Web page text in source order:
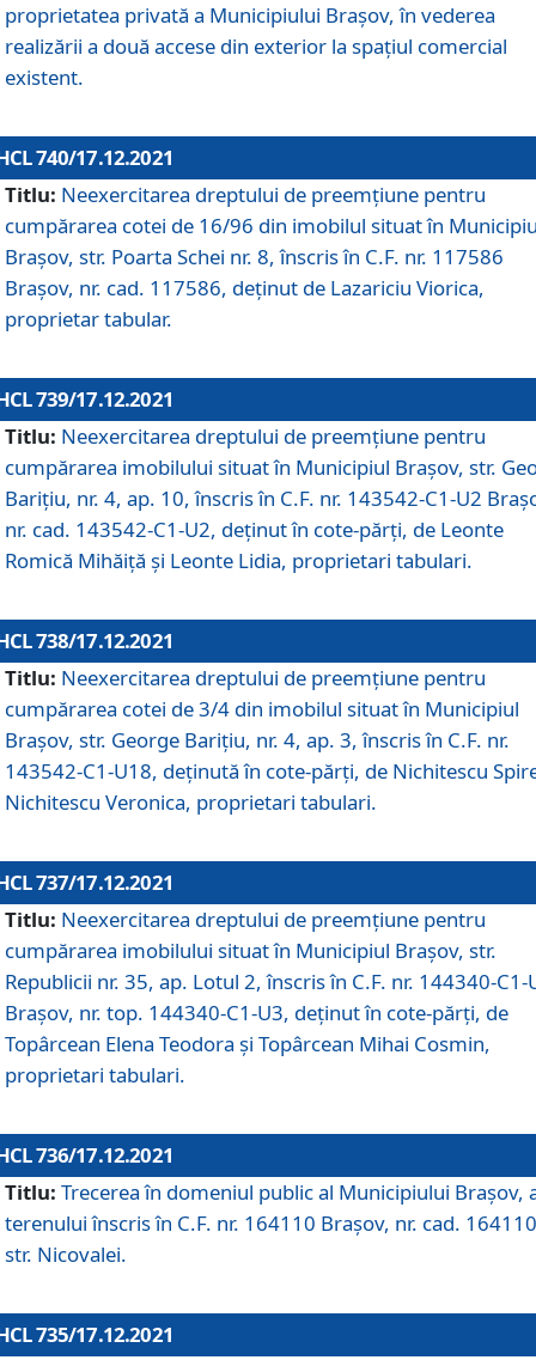
proprietatea privată a Municipiului Brașov, în vederea
realizării a două accese din exterior la spațiul comercial
existent.
740/17.12.2021
Titlu: Neexercitarea dreptului de preemţiune pentru
cumpărarea cotei de 16/96 din imobilul situat în
Braşov, str. Poarta Schei nr. 8, înscris în C.F. nr. 117586
Brașov, nr. cad. 117586, deținut de Lazariciu Viorica,
proprietar tabular.
739/17.12.2021
Titlu: Neexercitarea dreptului de preemţiune pentru
cumpărarea imobilului situat în Municipiul Braşov, str.
Barițiu, nr. 4, ap. 10, înscris în C.F. nr. 143542-C1-U2
nr. cad. 143542-C1-U2, deținut în cote-părți, de Leonte
Romică Mihăiță și Leonte Lidia, proprietari tabulari.
738/17.12.2021
Titlu: Neexercitarea dreptului de preemţiune pentru
cumpărarea cotei de 3/4 din imobilul situat în Municipiul
Braşov, str. George Barițiu, nr. 4, ap. 3, înscris în C.F. nr.
143542-C1-U18, deținută în cote-părți, de Nichitescu
Nichitescu Veronica, proprietari tabulari.
737/17.12.2021
Titlu: Neexercitarea dreptului de preemţiune pentru
cumpărarea imobilului situat în Municipiul Braşov, str.
Republicii nr. 35, ap. Lotul 2, înscris în C.F. nr. 144340-C1-
Brașov, nr. top. 144340-C1-U3, deținut în cote-părți, de
Topârcean Elena Teodora și Topârcean Mihai Cosmin,
proprietari tabulari.
736/17.12.2021
Titlu: Trecerea în domeniul public al Municipiului Braşov,
terenului înscris în C.F. nr. 164110 Brașov, nr. cad.
str. Nicovalei.
735/17.12.2021